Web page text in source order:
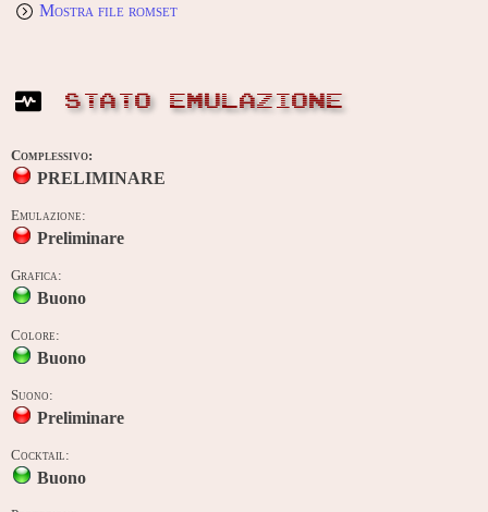
Mostra file romset
STATO EMULAZIONE
Complessivo:
PRELIMINARE
Emulazione:
Preliminare
Grafica:
Buono
Colore:
Buono
Suono:
Preliminare
Cocktail:
Buono